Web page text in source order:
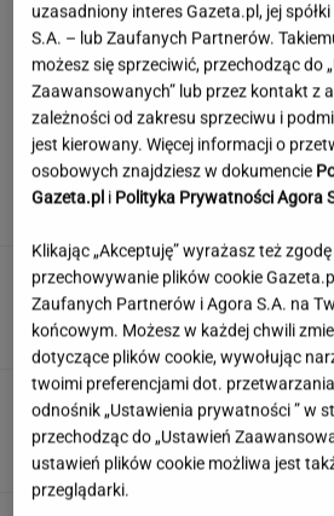
Moby poruszony
nagraniem tysiące
Anastazja Kuś
występ, brawo!
Quiz z ortografii dla
potrafisz zapisać te
uzasadniony interes Gazeta.pl, jej
S.A. – lub Zaufanych Partnerów.
możesz się sprzeciwić, przechodząc do
Zaawansowanych” lub przez kontakt z
zależności od zakresu sprzeciwu i
jest kierowany. Więcej informacji o
osobowych znajdziesz w dokumencie
Gazeta.pl i Polityka Prywatności Agora
Klikając „Akceptuję” wyrażasz też
przechowywanie plików cookie
Zaufanych Partnerów i Agora S.A. na
końcowym. Możesz w każdej chwili
dotyczące plików cookie, wywołując
twoimi preferencjami dot.
odnośnik „Ustawienia prywatności ” w
przechodząc do „Ustawień
ustawień plików cookie możliwa jest
przeglądarki.